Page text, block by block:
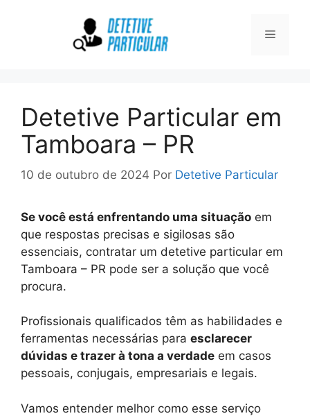
Menu
Detetive Particular em
Tamboara – PR
10 de outubro de 2024 Por Detetive Particular
Se você está enfrentando uma situação em
que respostas precisas e sigilosas são
essenciais, contratar um detetive particular em
Tamboara – PR pode ser a solução que você
procura.
Profissionais qualificados têm as habilidades e
ferramentas necessárias para esclarecer
dúvidas e trazer à tona a verdade em casos
pessoais, conjugais, empresariais e legais.
Vamos entender melhor como esse serviço